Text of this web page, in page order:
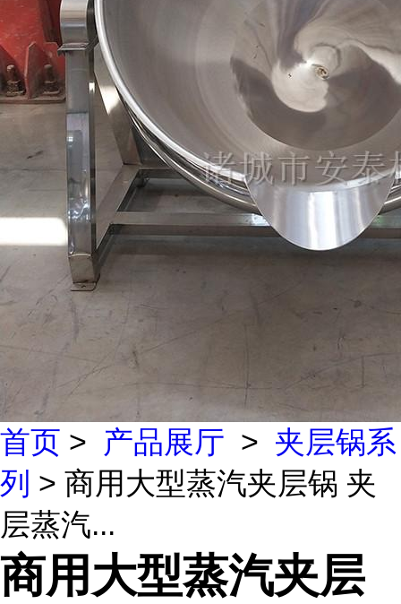
首页 > 产品展厅 > 夹层锅系
列 > 商用大型蒸汽夹层锅 夹
层蒸汽...
商用大型蒸汽夹层